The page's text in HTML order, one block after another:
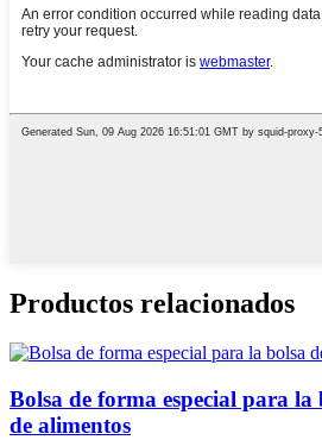
Productos relacionados
Bolsa de forma especial para la
de alimentos